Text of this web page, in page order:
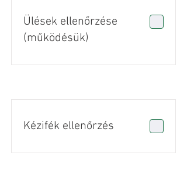
Ülések ellenőrzése
(működésük)
Kézifék ellenőrzés